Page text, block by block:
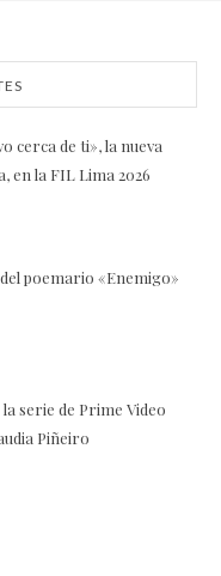
cerca de ti», la nueva
en la FIL Lima 2026
poemario «Enemigo»
serie de Prime Video
Piñeiro